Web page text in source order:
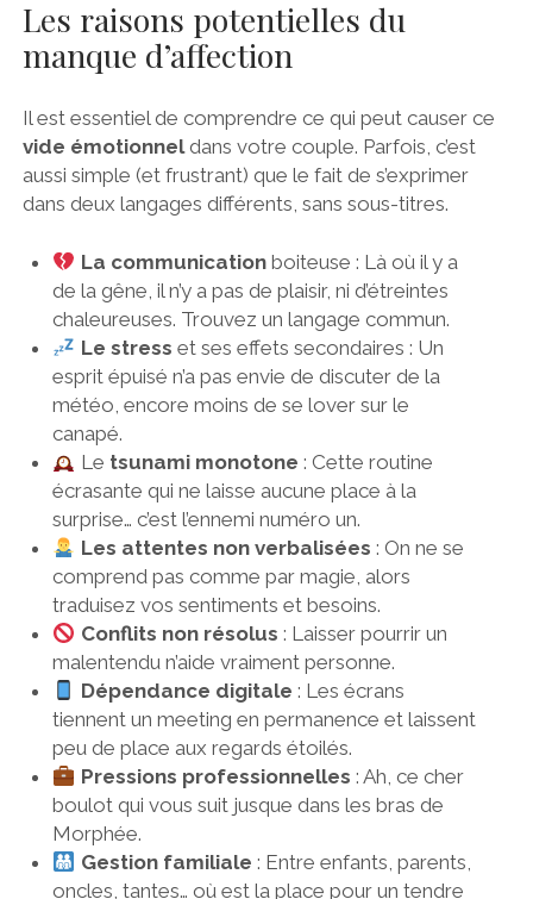
Les raisons potentielles du
manque d’affection
Il est essentiel de comprendre ce qui peut causer ce
vide émotionneldans votre couple. Parfois, c’est
aussi simple (et frustrant) que le fait de s’exprimer
dans deux langages différents, sans sous-titres.
La communicationboiteuse : Là où il y a
de la gêne, il n’y a pas de plaisir, ni d’étreintes
chaleureuses. Trouvez un langage commun.
Le stress et ses effets secondaires : Un
esprit épuisé n’a pas envie de discuter de la
météo, encore moins de se lover sur le
canapé.
Le tsunami monotone : Cette routine
écrasante qui ne laisse aucune place à la
surprise… c’est l’ennemi numéro un.
Les attentes non verbalisées : On ne se
comprend pas comme par magie, alors
traduisez vos sentiments et besoins.
Conflits non résolus : Laisser pourrir un
malentendu n’aide vraiment personne.
Dépendance digitale : Les écrans
tiennent un meeting en permanence et laissent
peu de place aux regards étoilés.
Pressions professionnelles : Ah, ce cher
boulot qui vous suit jusque dans les bras de
Morphée.
Gestion familiale : Entre enfants, parents,
oncles, tantes… où est la place pour un tendre